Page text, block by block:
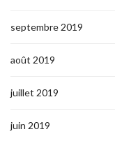
septembre 2019
août 2019
juillet 2019
juin 2019